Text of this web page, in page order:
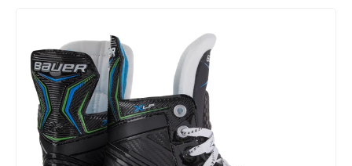
PASSER AUX INFORMATIONS PRODUITS